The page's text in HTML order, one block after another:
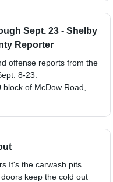
Sept. 23 - Shelby
Reporter
offense reports from the
8-23:
of McDow Road,
It's the carwash pits
keep the cold out